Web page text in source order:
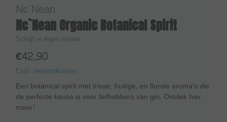
Nc`Nean
Nc`Nean Organic Botanical Spirit
Schrijf je eigen review
€42,90
Excl. Verzendkosten
Een botanical spirit met frisse, fruitige, en florale aroma's die
de perfecte keuze is voor liefhebbers van gin. Ontdek hier
meer!